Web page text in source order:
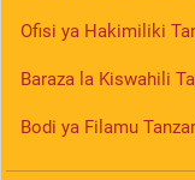
Ofisi ya Hakimiliki
Baraza la Kiswahili
Bodi ya Filamu